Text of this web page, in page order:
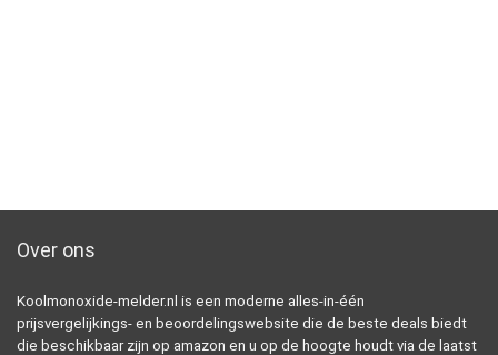
Over ons
Koolmonoxide-melder.nl is een moderne alles-in-één
prijsvergelijkings- en beoordelingswebsite die de beste deals biedt
die beschikbaar zijn op amazon en u op de hoogte houdt via de laatst